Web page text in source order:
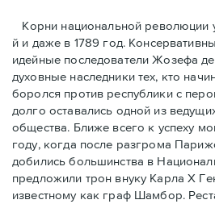
Корни национальной революции
й и даже в 1789 год.
идейные последователи Жозефа
духовные наследники тех, кто
боролся против республики с
долго оставались одной из
общества. Ближе всего к успеху
году, когда после разгрома
добились большинства в
предложили трон внуку Карла Х
известному как граф Шамбор.